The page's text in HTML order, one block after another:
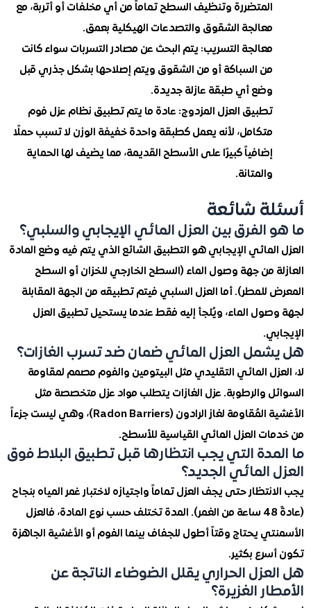
المتضررة وتنظيف السطح تماماً من أي مخلفات أو أتربة، مع
معالجة الشقوق والتصدعات الهيكلية بعمق.
معالجة التسريب: يتم البحث عن مصادر التسربات سواء كانت
من السباكة أو من الشقوق ويتم إصلاحها بشكل جذري قبل
وضع أي طبقة عازلة جديدة.
تطبيق العزل المزدوج: عادة ما يتم تطبيق نظام عزل فوم
متكامل، لأنه يعمل كطبقة واحدة خفيفة الوزن لا تسبب حملًا
إضافياً كبيرًا على الأسطح القديمة، مما يضيف لها الحماية
والمتانة.
شائعة
الفرق بين العزل المائي الإيجابي والسلبي؟
الإيجابي هو التطبيق الشائع الذي يتم فيه وضع المادة
من جهة وصول الماء (السطح الخارجي للخزان أو السطح
للمطر). أما العزل السلبي فيتم تطبيقه من الجهة المقابلة
الماء، ويُلجأ إليه فقط عندما يستحيل تطبيق العزل
العزل المائي ضمان ضد تسرب الغازات؟
المائي التقليدي مثل البيتومين والفوم مصمم لمقاومة
والرطوبة. عزل الغازات يتطلب مواد عزل متخصصة مثل
الأغشية المُقاومة لغاز الرادون (Radon Barriers)، وهي ليست جزءاً
العزل المائي القياسية للأسطح.
التي يجب انتظارها قبل تطبيق البلاط فوق
المائي الجديد؟
حتى يجف العزل تماماً واجتيازه لاختبار غمر المياه بنجاح
(عادةً 48 ساعة من الغمر). المدة تختلف حسب نوع المادة، فالعزل
يحتاج وقتاً أطول للجفاف بينما الفوم أو الأغشية الجاهزة
بكثير.
الحراري يقلل الضوضاء الناتجة عن
الغزيرة؟